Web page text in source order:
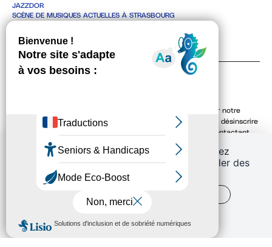
JAZZDOR
SCÈNE DE MUSIQUES ACTUELLES À STRASBOURG
CONTACT
NEWSLETTER
En indiquant votre adresse email, vous consentez à recevoir notre
lettre d'information par voie électronique. Vous pouvez vous désinscrire
à tout moment via les liens de désinscription ou en nous contactant.
Pour en savoir plus, consultez notre
Politique de confidentialité
En continuant de défiler,
vous acceptez
l'utilisation de services tiers pouvant installer des
cookies